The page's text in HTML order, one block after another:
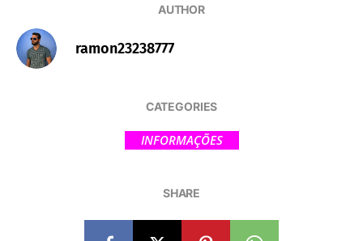
AUTHOR
ramon23238777
CATEGORIES
INFORMAÇÕES
SHARE